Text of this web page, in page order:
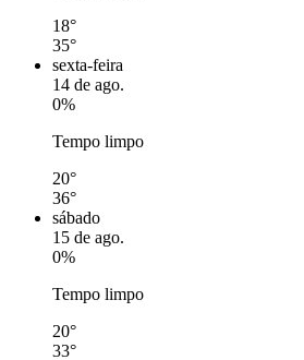
18°
35°
sexta-feira
14 de ago.
0%
Tempo limpo
20°
36°
sábado
15 de ago.
0%
Tempo limpo
20°
33°